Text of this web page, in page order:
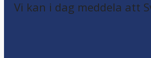
Vi kan i dag meddela att